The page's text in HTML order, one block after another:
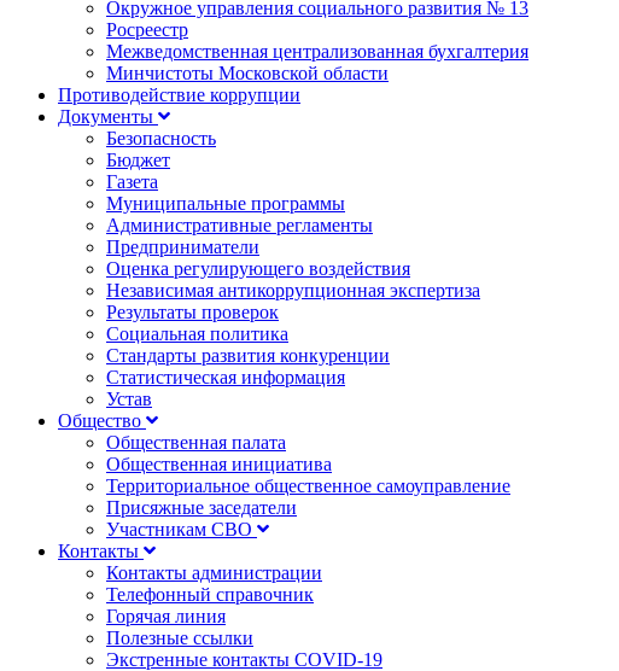
Окружное управления социального развития № 13
Росреестр
Межведомственная централизованная бухгалтерия
Минчистоты Московской области
Противодействие коррупции
Документы
Безопасность
Бюджет
Газета
Муниципальные программы
Административные регламенты
Предприниматели
Оценка регулирующего воздействия
Независимая антикоррупционная экспертиза
Результаты проверок
Социальная политика
Стандарты развития конкуренции
Статистическая информация
Устав
Общество
Общественная палата
Общественная инициатива
Территориальное общественное самоуправление
Присяжные заседатели
Участникам СВО
Контакты
Контакты администрации
Телефонный справочник
Горячая линия
Полезные ссылки
Экстренные контакты COVID-19